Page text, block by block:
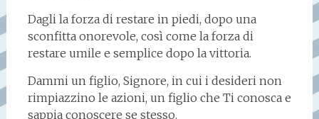
Dagli la forza di restare in piedi, dopo una
sconfitta onorevole, così come la forza di
restare umile e semplice dopo la vittoria.
Dammi un figlio, Signore, in cui i desideri non
rimpiazzino le azioni, un figlio che Ti conosca e
sappia conoscere se stesso.